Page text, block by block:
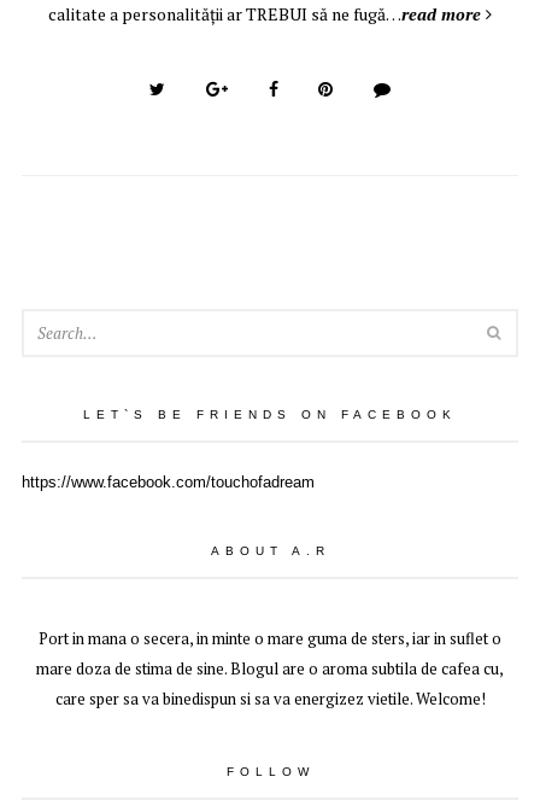
calitate a personalităţii ar TREBUI să ne fugă…read more
LET`S BE FRIENDS ON FACEBOOK
https://www.facebook.com/touchofadream
ABOUT A.R
Port in mana o secera, in minte o mare guma de sters, iar in suflet o
mare doza de stima de sine. Blogul are o aroma subtila de cafea cu,
care sper sa va binedispun si sa va energizez vietile. Welcome!
FOLLOW